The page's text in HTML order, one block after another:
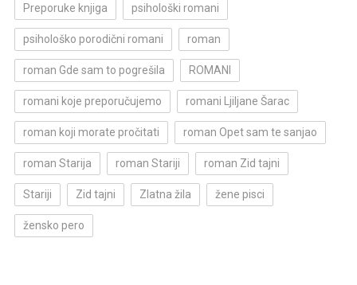
Preporuke knjiga psihološki romani
psihološko porodični romani roman
roman Gde sam to pogrešila ROMANI
romani koje preporučujemo romani Ljiljane Šarac
roman koji morate pročitati roman Opet sam te sanjao
roman Starija roman Stariji roman Zid tajni
Stariji Zid tajni Zlatna žila žene pisci
žensko pero